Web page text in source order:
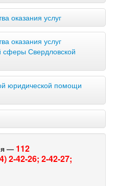
оказания услуг
оказания услуг
сферы Свердловской
юридической помощи
— 112
2-42-26; 2-42-27;